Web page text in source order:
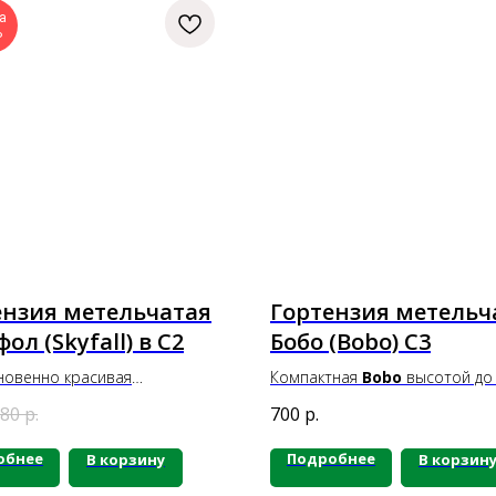
метельчатая
(Skyfall) в С2
красивая
метелками при
высоте. Белые цветы
светло-розовыми и имеют
р.
В корзину
Гортензия
Бобо (Bobo) С3
Компактная Bobo высотой до
пышные, крупные, иногда
2/3 части побега. Цветение
обильное. Побеги прочные,
700 р.
Подробнее В корзину